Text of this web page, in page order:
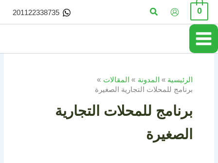
تخطي
المحتوى
0 البحث 201122338735
الرئيسية المدونة
المقالات
برنامج للمحلات التجارية الصغيرة
برنامج للمحلات التجارية
الصغيرة